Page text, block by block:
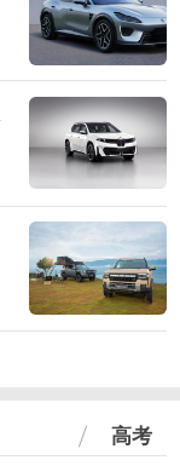
高考